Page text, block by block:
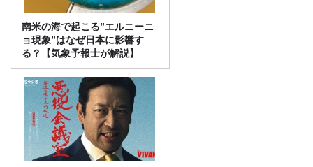
南米の海で起こる”エルニーニ
ョ現象”はなぜ日本に影響す
る？【気象予報士が解説】